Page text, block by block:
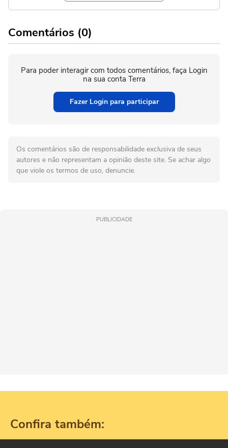
Comentários (0)
Para poder interagir com todos comentários, faça Login
na sua conta Terra
Fazer Login para participar
Os comentários são de responsabilidade exclusiva de seus
autores e não representam a opinião deste site. Se achar algo
que viole os termos de uso, denuncie.
PUBLICIDADE
Confira também: